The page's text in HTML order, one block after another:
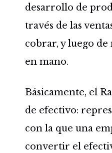
desarrollo de
través de las
cobrar, y luego
en mano.
Básicamente, el
de efectivo:
con la que una
convertir el